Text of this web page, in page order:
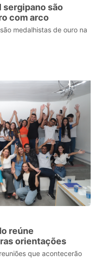
sergipano são
com arco
medalhistas de ouro na
reúne
orientações
que acontecerão